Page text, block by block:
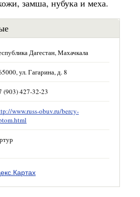
замша, нубука и меха.
Дагестан, Махачкала
ул. Гагарина, д. 8
(903) 427-32-23
www.russ-obuv.ru/bercy-